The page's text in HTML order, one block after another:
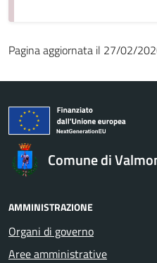
Pagina aggiornata il 27/02/
Comune di
AMMINISTRAZIONE
Organi di governo
Aree amministrative